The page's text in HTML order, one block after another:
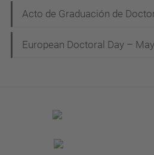
Acto de Graduación de
European Doctoral Day –